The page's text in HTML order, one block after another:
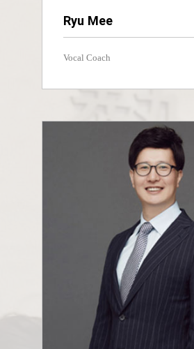
Ryu Mee
Vocal Coach